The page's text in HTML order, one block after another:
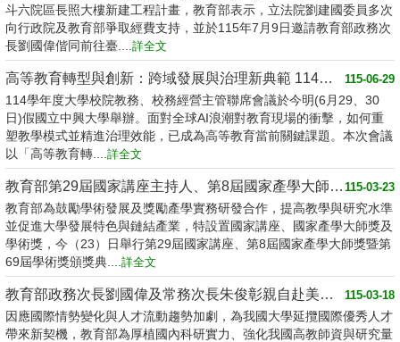
斗六院區長照大樓新建工程計畫，教育部表示，立法院劉建國委員多次
向行政院及教育部爭取經費支持，並於115年7月9日邀請教育部政務次
長劉國偉偕同前往臺.... 詳全文
115-06-29
高等教育轉型與創新：跨域發展與治理新典範 114學年度大學校院教務、校務經營主管聯席會議
114學年度大學校院教務、校務經營主管聯席會議於今明(6月29、30
日)假國立中興大學舉辦。面對全球AI浪潮對教育現場的衝擊，如何重
塑教學模式並精進治理效能，已成為高等教育當前關鍵課題。本次會議
以「高等教育轉.... 詳全文
115-03-23
教育部第29屆國家講座主持人、第8屆國家產學大師獎暨第69屆學術獎頒獎典禮
教育部為鼓勵學術發展及獎勵產學實務研發合作，提高教學與研究水準
並促進大學發展特色與鏈結產業，特設置國家講座、國家產學大師獎及
學術獎，今（23）日舉行第29屆國家講座、第8屆國家產學大師獎暨第
69屆學術獎頒獎典.... 詳全文
115-03-18
教育部政務次長劉國偉及常務次長朱俊彰親自赴美攬才 推動高教人才永續發展 延攬國際優秀學者來臺
因應國際情勢變化與人才流動趨勢加劇，為我國大學延攬國際優秀人才
帶來新契機，教育部為厚植國內科研實力、強化我國高教師資與研究量